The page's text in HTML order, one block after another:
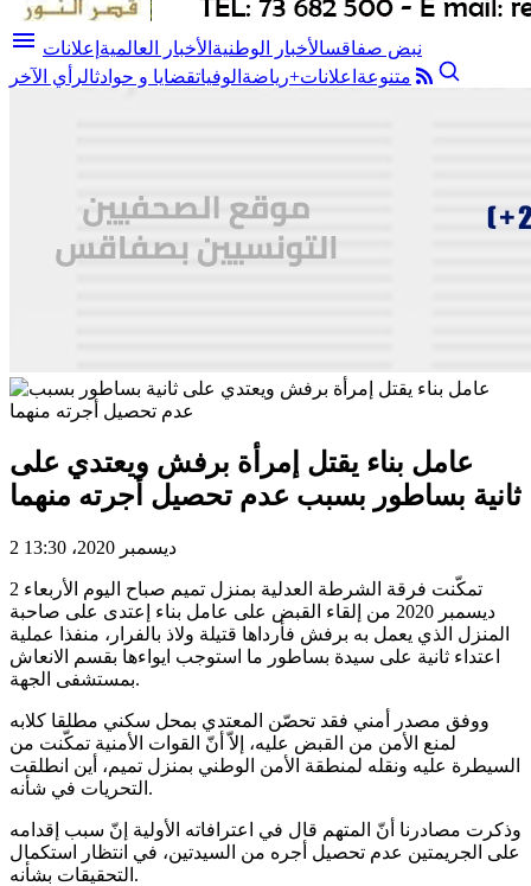
menu نبض صفاقسالأخبار الوطنية الأخبار العالمية إعلانات
متنوعة اعلانات+رياضة الوفياتقضايا و حوادثالرأي الآخر
عامل بناء يقتل إمرأة برفش ويعتدي على
ثانية بساطور بسبب عدم تحصيل أجرته منهما
2 ديسمبر 2020، 13:30
تمكّنت فرقة الشرطة العدلية بمنزل تميم صباح اليوم الأربعاء 2
ديسمبر 2020 من إلقاء القبض على عامل بناء إعتدى على صاحبة
المنزل الذي يعمل به برفش فأرداها قتيلة ولاذ بالفرار، منفذا عملية
اعتداء ثانية على سيدة بساطور ما استوجب ايواءها بقسم الانعاش
بمستشفى الجهة.
ووفق مصدر أمني فقد تحصّن المعتدي بمحل سكني مطلقا كلابه
لمنع الأمن من القبض عليه، إلاّ أنّ القوات الأمنية تمكّنت من
السيطرة عليه ونقله لمنطقة الأمن الوطني بمنزل تميم، أين انطلقت
التحريات في شأنه.
وذكرت مصادرنا أنّ المتهم قال في اعترافاته الأولية إنّ سبب إقدامه
على الجريمتين عدم تحصيل أجره من السيدتين، في انتظار استكمال
التحقيقات بشأنه.